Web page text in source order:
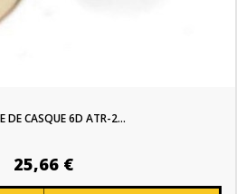
DE CASQUE 6D ATR-2...
25,66 €